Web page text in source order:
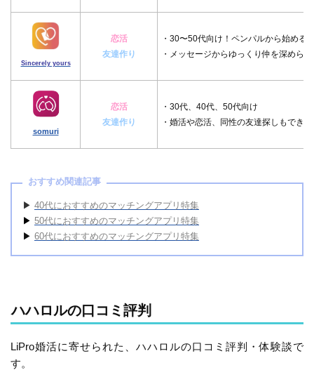
Sincerely yours
恋活
友達作り
・30〜50代向け！ペンパルから始める
・メッセージからゆっくり仲を深めら
somuri
恋活
友達作り
・30代、40代、50代向け
・婚活や恋活、同性の友達探しもできる
おすすめ関連記事
▶︎ 40代におすすめのマッチングアプリ特集
▶︎ 50代におすすめのマッチングアプリ特集
▶︎ 60代におすすめのマッチングアプリ特集
ハハロルの口コミ評判
LiPro婚活に寄せられた、ハハロルの口コミ評判・体験談で
す。